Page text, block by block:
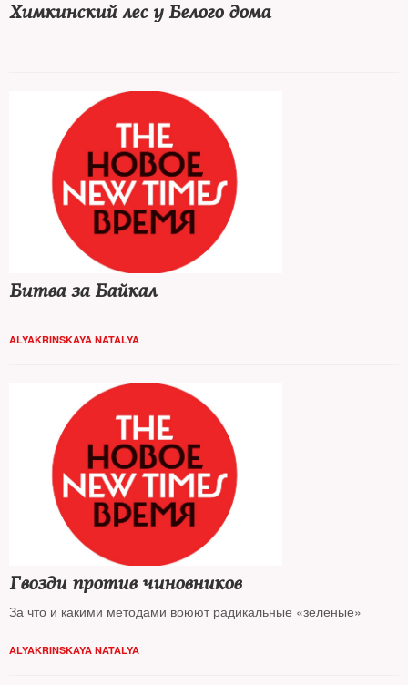
Химкинский лес у Белого дома
Битва за Байкал
ALYAKRINSKAYA NATALYA
Гвозди против чиновников
За что и какими методами воюют радикальные «зеленые»
ALYAKRINSKAYA NATALYA